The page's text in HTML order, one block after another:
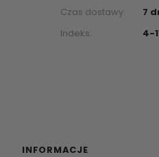
Czas dostawy:
7
Indeks:
4-
INFORMACJE